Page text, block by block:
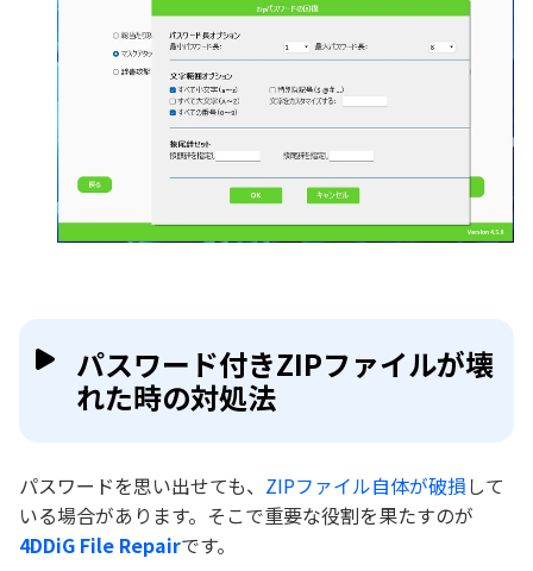
パスワード付きZIPファイルが壊
れた時の対処法
パスワードを思い出せても、 ZIPファイル自体が破損して
いる場合があります。そこで重要な役割を果たすのが
4DDiG File Repairです。